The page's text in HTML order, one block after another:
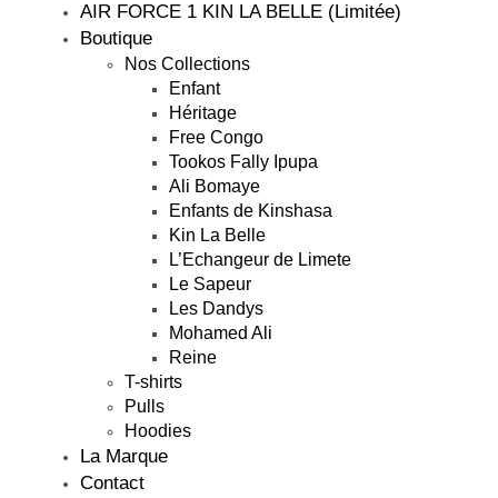
AIR FORCE 1 KIN LA BELLE (Limitée)
Boutique
Nos Collections
Enfant
Héritage
Free Congo
Tookos Fally Ipupa
Ali Bomaye
Enfants de Kinshasa
Kin La Belle
L’Echangeur de Limete
Le Sapeur
Les Dandys
Mohamed Ali
Reine
T-shirts
Pulls
Hoodies
La Marque
Contact